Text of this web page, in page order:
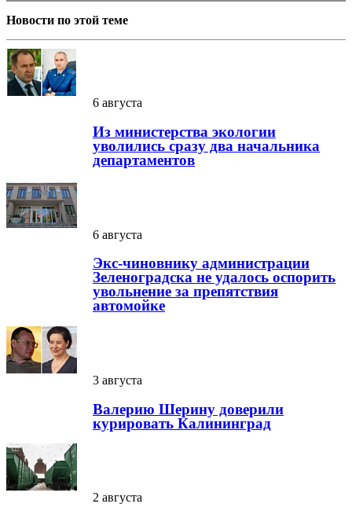
Новости по этой теме
6 августа
Из министерства экологии
уволились сразу два начальника
департаментов
6 августа
Экс-чиновнику администрации
Зеленоградска не удалось оспорить
увольнение за препятствия
автомойке
3 августа
Валерию Шерину доверили
курировать Калининград
2 августа